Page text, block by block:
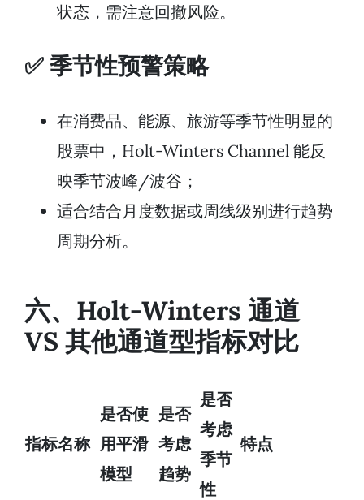
状态，需注意回撤风险。
✅ 季节性预警策略
在消费品、能源、旅游等季节性明显的
股票中，Holt-Winters Channel 能反
映季节波峰/波谷；
适合结合月度数据或周线级别进行趋势
周期分析。
六、Holt-Winters 通道
VS 其他通道型指标对比
指标名称
是否使
用平滑
模型
是否
考虑
趋势
是否
考虑
季节
性
特点